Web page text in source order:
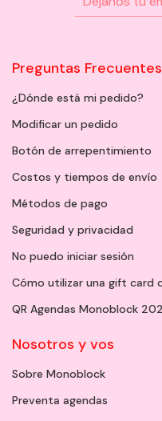
Preguntas Frecuentes
¿Dónde está mi pedido?
Modificar un pedido
Botón de arrepentimiento
Costos y tiempos de envío
Métodos de pago
Seguridad y privacidad
No puedo iniciar sesión
Cómo utilizar una gift card
QR Agendas Monoblock
Nosotros y vos
Sobre Monoblock
Preventa agendas